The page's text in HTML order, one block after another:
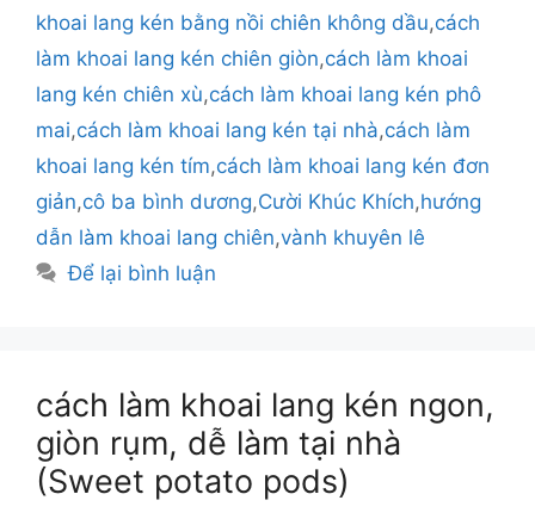
khoai lang kén bằng nồi chiên không dầu,cách
làm khoai lang kén chiên giòn,cách làm khoai
lang kén chiên xù,cách làm khoai lang kén phô
mai,cách làm khoai lang kén tại nhà,cách làm
khoai lang kén tím,cách làm khoai lang kén đơn
giản,cô ba bình dương,Cười Khúc Khích,hướng
dẫn làm khoai lang chiên,vành khuyên lê
Để lại bình luận
cách làm khoai lang kén ngon,
giòn rụm, dễ làm tại nhà
(Sweet potato pods)